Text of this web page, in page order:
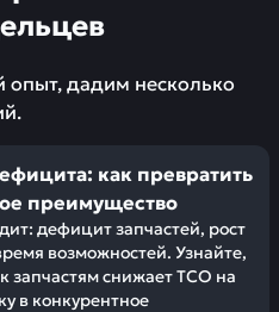
опыт, дадим несколько
как превратить
преимущество
дефицит запчастей, рост
возможностей. Узнайте,
запчастям снижает TCO на
в конкурентное